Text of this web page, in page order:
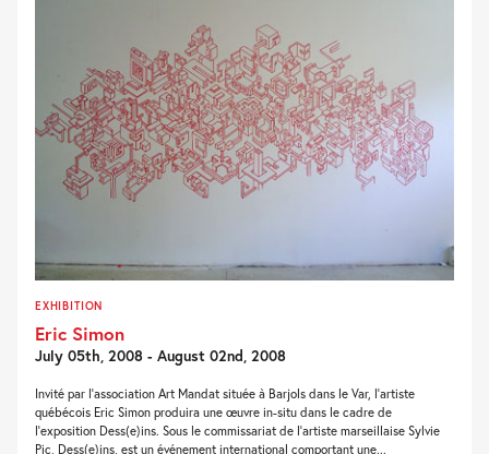
EXHIBITION
Eric Simon
July 05th, 2008 - August 02nd, 2008
Invité par l’association Art Mandat située à Barjols dans le Var, l’artiste
québécois Eric Simon produira une œuvre in-situ dans le cadre de
l’exposition Dess(e)ins. Sous le commissariat de l’artiste marseillaise Sylvie
Pic, Dess(e)ins, est un événement international comportant une...